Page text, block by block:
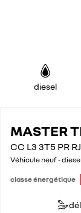
diesel
MASTER
CC L3 3T5 PR
Véhicule neuf -
classe énergétique